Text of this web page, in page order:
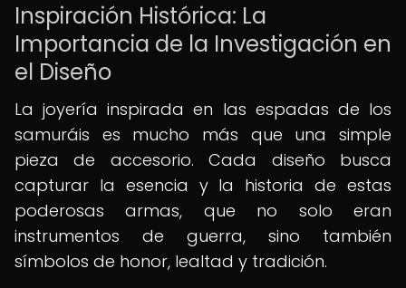
Inspiración Histórica: La
Importancia de la Investigación en
el Diseño
La joyería inspirada en las espadas de los
samuráis es mucho más que una simple
pieza de accesorio. Cada diseño busca
capturar la esencia y la historia de estas
poderosas armas, que no solo eran
instrumentos de guerra, sino también
símbolos de honor, lealtad y tradición.